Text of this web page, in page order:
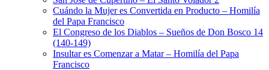
Cuándo la Mujer es Convertida en Producto – Homilía
del Papa Francisco
El Congreso de los Diablos – Sueños de Don Bosco 14
(140-149)
Insultar es Comenzar a Matar – Homilía del Papa
Francisco